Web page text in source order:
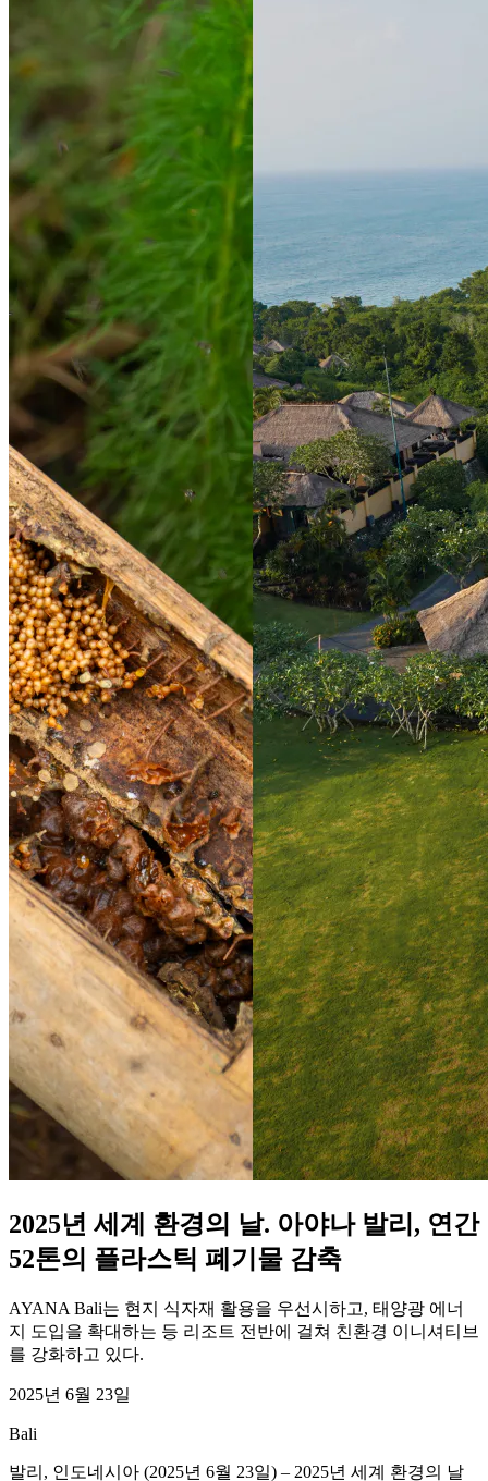
2025년 세계 환경의 날. 아야나 발리, 연간
52톤의 플라스틱 폐기물 감축
AYANA Bali는 현지 식자재 활용을 우선시하고, 태양광 에너
지 도입을 확대하는 등 리조트 전반에 걸쳐 친환경 이니셔티브
를 강화하고 있다.
2025년 6월 23일
Bali
발리, 인도네시아 (2025년 6월 23일) – 2025년 세계 환경의 날